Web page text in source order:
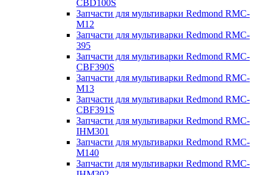
CBD100S
Запчасти для мультиварки Redmond RMC-
M12
Запчасти для мультиварки Redmond RMC-
395
Запчасти для мультиварки Redmond RMC-
CBF390S
Запчасти для мультиварки Redmond RMC-
M13
Запчасти для мультиварки Redmond RMC-
CBF391S
Запчасти для мультиварки Redmond RMC-
IHM301
Запчасти для мультиварки Redmond RMC-
M140
Запчасти для мультиварки Redmond RMC-